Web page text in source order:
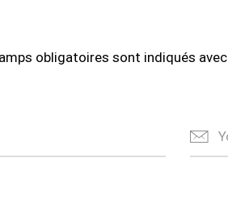
obligatoires sont indiqués avec